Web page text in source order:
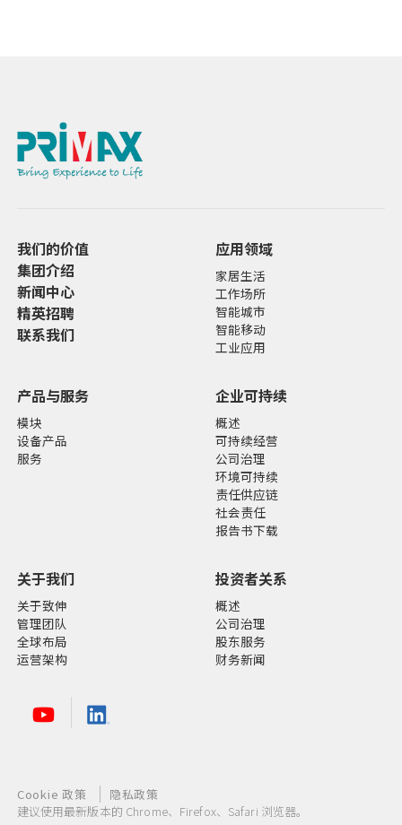
我们的价值
集团介绍
新闻中心
精英招聘
联系我们
应用领域
家居生活
工作场所
智能城市
智能移动
工业应用
产品与服务
模块
设备产品
服务
企业可持续
概述
可持续经营
公司治理
环境可持续
责任供应链
社会责任
报告书下载
关于我们
关于致伸
管理团队
全球布局
运营架构
投资者关系
概述
公司治理
股东服务
财务新闻
Cookie 政策
隐私政策
建议使用最新版本的 Chrome、Firefox、Safari 浏览器。